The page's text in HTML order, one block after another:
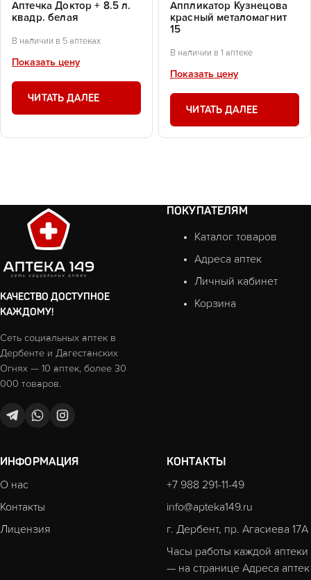
Аптечка Доктор + 8.5 л.
квадр. белая
В наличии в 5 аптеках
Показать цену
ЧИТАТЬ ДАЛЕЕ
Аппликатор Кузнецова
красный металомагнит
15
В наличии в 1 аптеке
Показать цену
ЧИТАТЬ ДАЛЕЕ
КАЧЕСТВО ДОСТУПНОЕ
КАЖДОМУ!
Сеть социальных аптек в
Дербенте и Дагестанских
Огнях — 10 аптек, более 30
000 товаров.
ПОКУПАТЕЛЯМ
Каталог товаров
Адреса аптек
Личный кабинет
Корзина
ИНФОРМАЦИЯ
О нас
Контакты
Лицензия
КОНТАКТЫ
+7 988 291-11-49
info@apteka149.ru
г. Дербент, пр. Агасиева 17А
Часы работы каждой аптеки
— на странице Адреса аптек